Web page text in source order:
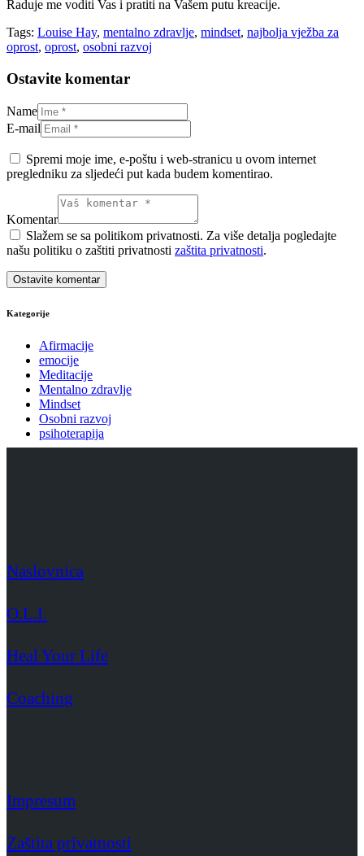
Raduje me voditi Vas i pratiti na Vašem putu kreacije.
Tags: Louise Hay, mentalno zdravlje, mindset, najbolja vježba za
oprost, oprost, osobni razvoj
Ostavite komentar
Name
E-mail
Spremi moje ime, e-poštu i web-stranicu u ovom internet
pregledniku za sljedeći put kada budem komentirao.
Komentar
Slažem se sa politikom privatnosti. Za više detalja pogledajte
našu politiku o zaštiti privatnosti zaštita privatnosti.
Kategorije
Afirmacije
emocije
Meditacije
Mentalno zdravlje
Mindset
Osobni razvoj
psihoterapija
Naslovnica
O.L.I.
Heal Your Life
Coaching
Impresum
Zaštita privatnosti